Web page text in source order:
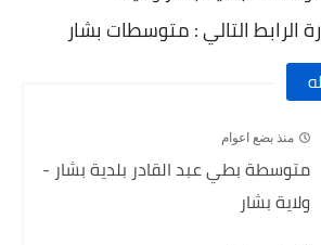
الرابط التالي : متوسطات بشار
منذ بضع اعوام
متوسطة بطي عبد القادر بلدية بشار -
ولاية بشار